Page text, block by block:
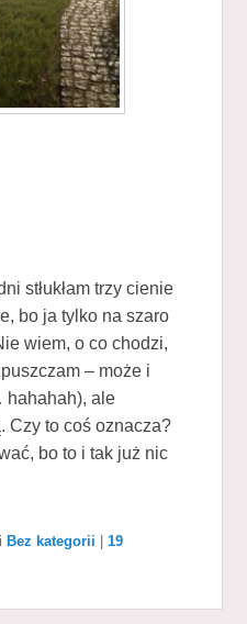
stłukłam trzy cienie
bo ja tylko na szaro
wiem, o co chodzi,
– może i
hahahah), ale
Czy to coś oznacza?
bo to i tak już nic
Bez kategorii |19